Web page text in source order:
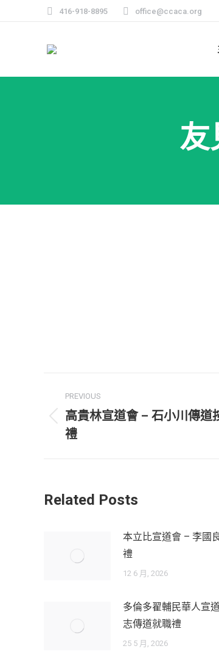
416-918-8895 office@ccaca.org
友
navigation
PREVIOUS
Previous
post:
高貴林宣道會 – 石小川傳道
禮
Related Posts
本立比宣道會 – 李國
禮
12 6 月, 2026
多倫多翟輔民華人
志傳道就職禮
25 5 月, 2026